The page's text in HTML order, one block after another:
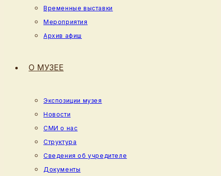
Временные выставки
Мероприятия
Архив афиш
О МУЗЕЕ
Экспозиции музея
Новости
СМИ о нас
Структура
Сведения об учредителе
Документы